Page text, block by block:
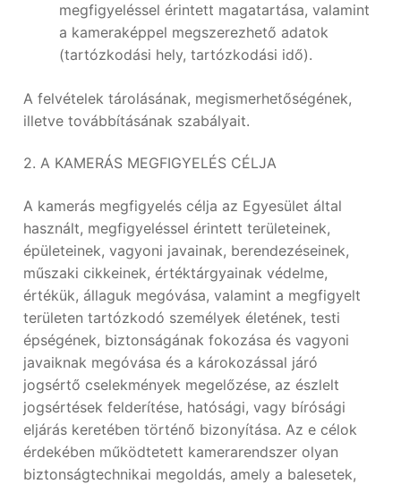
megfigyeléssel érintett magatartása, valamint
a kameraképpel megszerezhető adatok
(tartózkodási hely, tartózkodási idő).
A felvételek tárolásának, megismerhetőségének,
illetve továbbításának szabályait.
2. A KAMERÁS MEGFIGYELÉS CÉLJA
A kamerás megfigyelés célja az Egyesület által
használt, megfigyeléssel érintett területeinek,
épületeinek, vagyoni javainak, berendezéseinek,
műszaki cikkeinek, értéktárgyainak védelme,
értékük, állaguk megóvása, valamint a megfigyelt
területen tartózkodó személyek életének, testi
épségének, biztonságának fokozása és vagyoni
javaiknak megóvása és a károkozással járó
jogsértő cselekmények megelőzése, az észlelt
jogsértések felderítése, hatósági, vagy bírósági
eljárás keretében történő bizonyítása. Az e célok
érdekében működtetett kamerarendszer olyan
biztonságtechnikai megoldás, amely a balesetek,